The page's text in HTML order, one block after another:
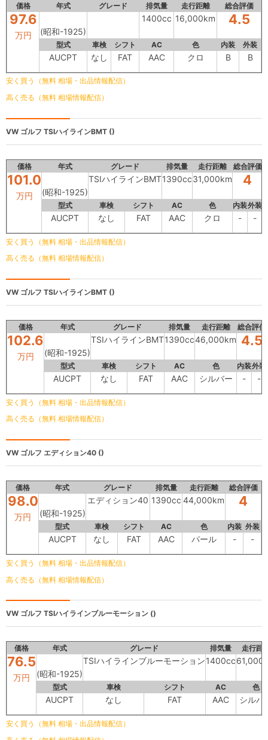
価格 年式 グレード 排気量 走行距離 総合評価
97.6
万円 (昭和-1925)
1400cc 16,000km 4.5
型式 車検 シフト AC 色 内装 外装
AUCPT なし FAT AAC クロ B B
安く買う（無料 相場・出品情報配信）
高く売る（無料 相場情報配信）
VW ゴルフ TSIハイラインBMT ()
価格 年式 グレード 排気量 走行距離 総合評価
101.0
万円 (昭和-1925)
TSIハイラインBMT1390cc31,000km 4
型式 車検 シフト AC 色 内装外装
AUCPT なし FAT AAC クロ - -
安く買う（無料 相場・出品情報配信）
高く売る（無料 相場情報配信）
VW ゴルフ TSIハイラインBMT ()
価格 年式 グレード 排気量 走行距離 総合評価
102.6
万円 (昭和-1925)
TSIハイラインBMT1390cc46,000km 4.5
型式 車検 シフト AC 色 内装外装
AUCPT なし FAT AAC シルバー - -
安く買う（無料 相場・出品情報配信）
高く売る（無料 相場情報配信）
VW ゴルフ エディション40 ()
価格 年式 グレード 排気量 走行距離 総合評価
98.0
万円 (昭和-1925)
エディション40 1390cc 44,000km 4
型式 車検 シフト AC 色 内装 外装
AUCPT なし FAT AAC パール - -
安く買う（無料 相場・出品情報配信）
高く売る（無料 相場情報配信）
VW ゴルフ TSIハイラインブルーモーション ()
価格 年式 グレード 排気量 走行距
76.5
万円 (昭和-1925)
TSIハイラインブルーモーション1400cc
型式 車検 シフト AC 色
AUCPT なし FAT AAC シルバ
安く買う（無料 相場・出品情報配信）